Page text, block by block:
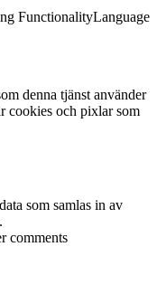
FunctionalityLanguage
denna tjänst använder
cookies och pixlar som
som samlas in av
comments